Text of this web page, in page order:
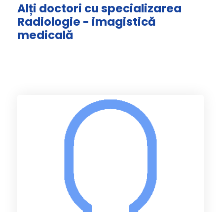
Alți doctori cu specializarea
Radiologie - imagistică
medicală